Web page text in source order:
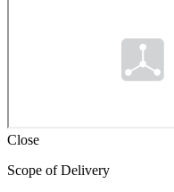
Close
Scope of Delivery